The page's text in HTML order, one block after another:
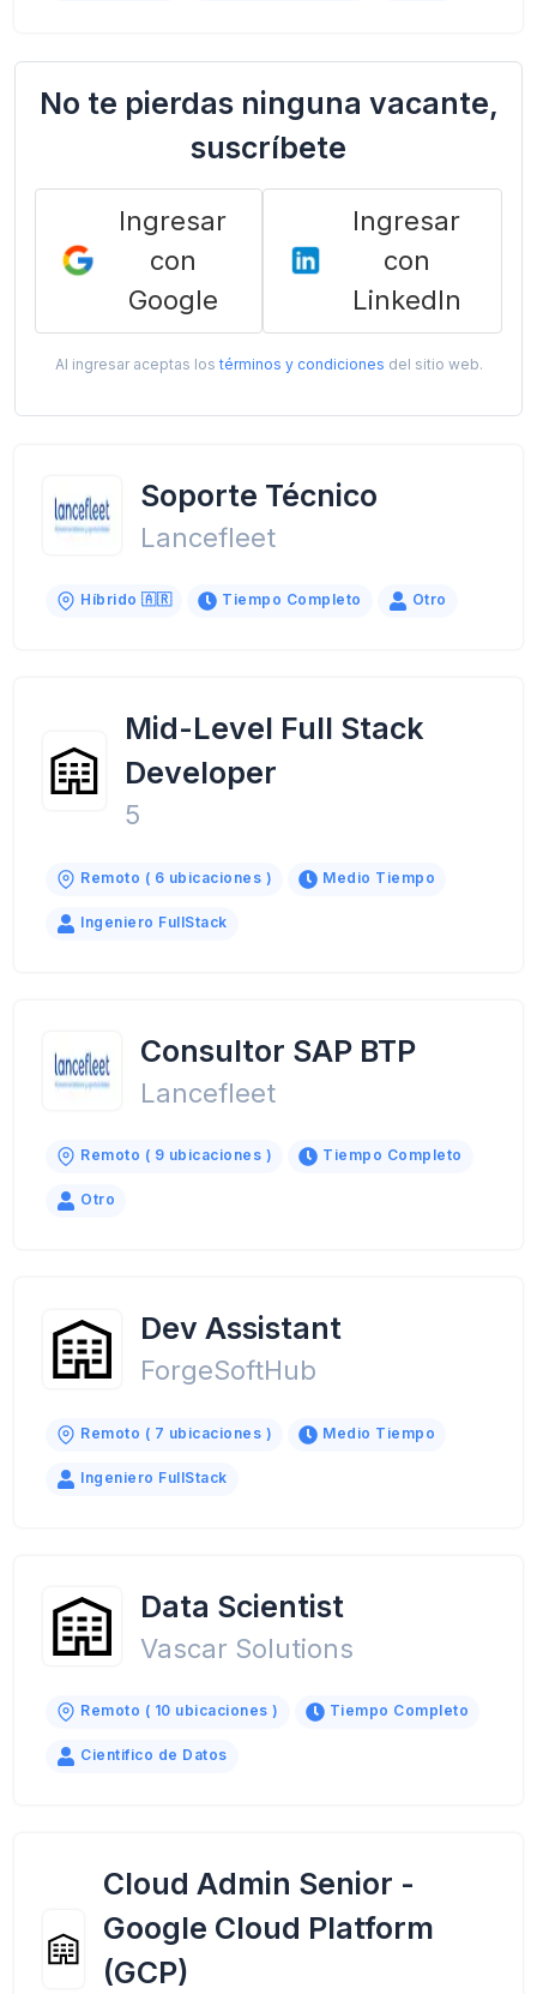
No te pierdas ninguna vacante,
suscríbete
Ingresar
con
Google
Ingresar
con
LinkedIn
Al ingresar aceptas los términos y condiciones del sitio web.
Soporte Técnico
Lancefleet
Híbrido 🇦🇷 Tiempo Completo Otro
Mid-Level Full Stack
Developer
5
Remoto ( 6 ubicaciones ) Medio Tiempo
Ingeniero FullStack
Consultor SAP BTP
Lancefleet
Remoto ( 9 ubicaciones ) Tiempo Completo
Otro
Dev Assistant
ForgeSoftHub
Remoto ( 7 ubicaciones ) Medio Tiempo
Ingeniero FullStack
Data Scientist
Vascar Solutions
Remoto ( 10 ubicaciones ) Tiempo Completo
Cientifico de Datos
Cloud Admin Senior -
Google Cloud Platform
(GCP)